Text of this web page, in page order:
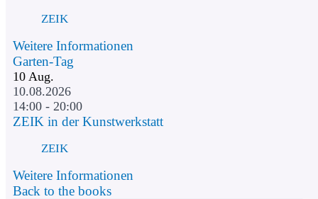
ZEIK
Weitere Informationen
Garten-Tag
10 Aug.
10.08.2026
14:00 - 20:00
ZEIK in der Kunstwerkstatt
ZEIK
Weitere Informationen
Back to the books